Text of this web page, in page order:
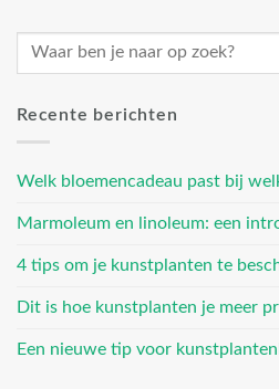
Recente berichten
Welk bloemencadeau past bij
Marmoleum en linoleum: een
4 tips om je kunstplanten te
Dit is hoe kunstplanten je meer
Een nieuwe tip voor